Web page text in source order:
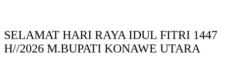
SELAMAT HARI RAYA IDUL FITRI 1447
H//2026 M.BUPATI KONAWE UTARA